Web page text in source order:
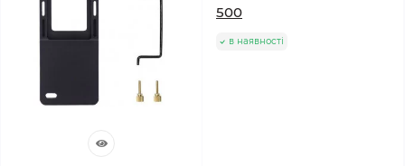
500
в наявності